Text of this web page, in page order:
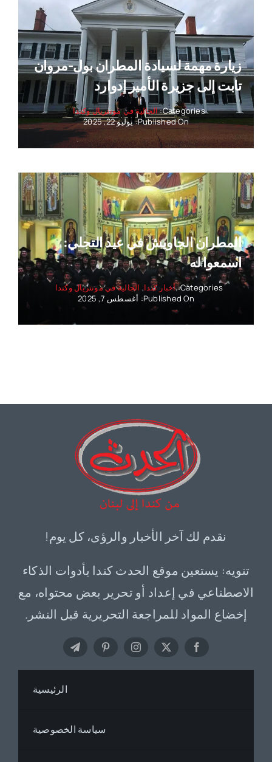
زيارة مهمة لسيادة المطران بول-مروان
تابت إلى جزيرة الأمير إدوارد
Categories: الجالية في مونتريال وكندا
Published On: يوليو 22, 2025
المطران الجاويش في عيد التجلي:
اسمعوا له
Categories: أخبار كندا, الجالية في مونتريال وكندا
Published On: أغسطس 7, 2025
نقدم لك آخر الأخبار والرؤى، كل يوم!
تنويه: يستعين موقع الحدث كندا بأدوات الذكاء
الاصطناعي في إعداد أو تحرير بعض محتواه، مع
إخضاع المواد للمراجعة التحريرية قبل النشر.
الرئيسية
سياسة الخصوصية